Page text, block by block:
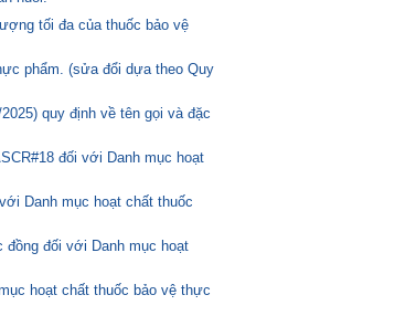
tối đa của thuốc bảo vệ
phẩm. (sửa đổi dựa theo Quy
quy định về tên gọi và đặc
đối với Danh mục hoạt
Danh mục hoạt chất thuốc
đồng đối với Danh mục hoạt
hoạt chất thuốc bảo vệ thực